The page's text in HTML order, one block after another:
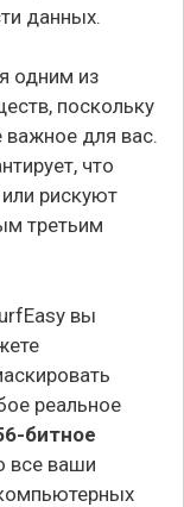
данных.
одним из
поскольку
важное для вас.
что
рискуют
третьим
вы
реальное
битное
все ваши